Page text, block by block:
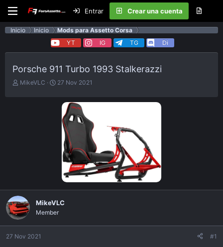
Entrar Crear una cuenta
Inicio Inicio
Mods para Assetto Corsa
YT
IG TG Di
Porsche 911 Turbo 1993 Stalkerazzi
E
MikeVLC
F
c
a
c
i
ó
27 Nov 2021
MikeVLC
Member
27 Nov 2021 #1